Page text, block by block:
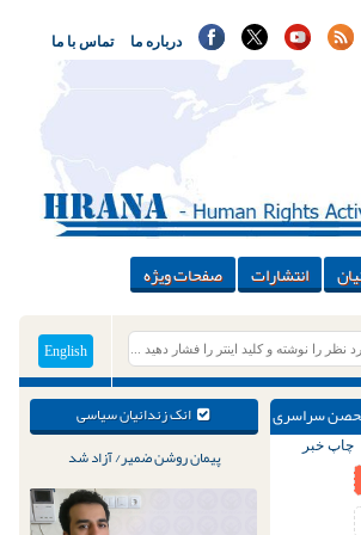
تماس با ما درباره ما
انتشارات صفحات ویژه
English
انک زندانیان سیاسی
پیمان روشن ضمیر/ آزاد شد
تحصن سراسری
چاپ خبر